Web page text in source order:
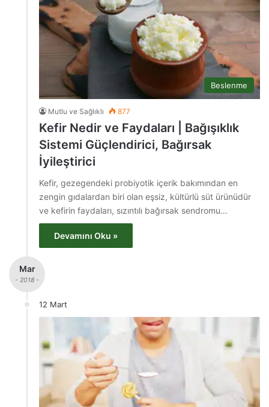
Beslenme
Mutlu ve Sağlıklı 877
Kefir Nedir ve Faydaları | Bağışıklık
Sistemi Güçlendirici, Bağırsak
İyileştirici
Kefir, gezegendeki probiyotik içerik bakımından en
zengin gıdalardan biri olan eşsiz, kültürlü süt ürünüdür
ve kefirin faydaları, sızıntılı bağırsak sendromu…
Devamını Oku »
Mar
- 2018 -
12 Mart